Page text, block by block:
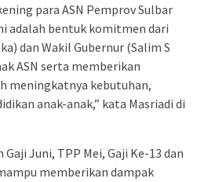
para ASN Pemprov Sulbar
adalah bentuk komitmen dari
dan Wakil Gubernur (Salim S
ASN serta memberikan
meningkatnya kebutuhan,
anak-anak,” kata Masriadi di
Juni, TPP Mei, Gaji Ke-13 dan
memberikan dampak